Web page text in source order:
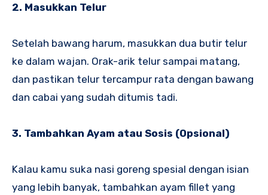
2. Masukkan Telur
Setelah bawang harum, masukkan dua butir telur
ke dalam wajan. Orak-arik telur sampai matang,
dan pastikan telur tercampur rata dengan bawang
dan cabai yang sudah ditumis tadi.
3. Tambahkan Ayam atau Sosis (Opsional)
Kalau kamu suka nasi goreng spesial dengan isian
yang lebih banyak, tambahkan ayam fillet yang